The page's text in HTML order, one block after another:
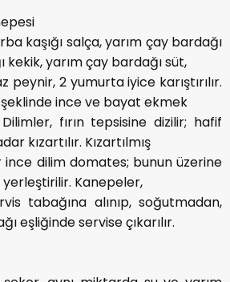
kaşığı salça, yarım çay bardağı
kekik, yarım çay bardağı süt,
peynir, 2 yumurta iyice karıştırılır.
şeklinde ince ve bayat ekmek
fırın tepsisine dizilir; hafif
kızartılır. Kızartılmış
ince dilim domates; bunun üzerine
yerleştirilir. Kanepeler,
tabağına alınıp, soğutmadan,
eşliğinde servise çıkarılır.